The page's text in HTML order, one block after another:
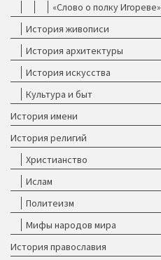
«Слово о полку Игореве»
История живописи
История архитектуры
История искусства
Культура и быт
История имени
История религий
Христианство
Ислам
Политеизм
Мифы народов мира
История православия